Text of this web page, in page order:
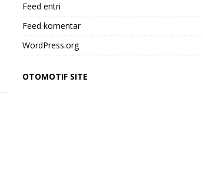
Feed entri
Feed komentar
WordPress.org
OTOMOTIF SITE